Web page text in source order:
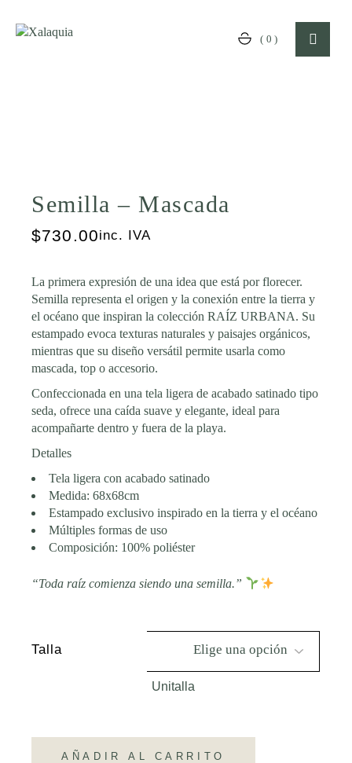
(0)
Semilla – Mascada
$730.00inc. IVA
La primera expresión de una idea que está por florecer.
Semilla representa el origen y la conexión entre la tierra y
el océano que inspiran la colecciónRAÍZ URBANA. Su
estampado evoca texturas naturales y paisajes orgánicos,
mientras que su diseño versátil permite usarla como
mascada, top o accesorio.
Confeccionada en una tela ligera de acabado satinado tipo
seda, ofrece una caída suave y elegante, ideal para
acompañarte dentro y fuera de la playa.
Detalles
Tela ligera con acabado satinado
Medida: 68x68cm
Estampado exclusivo inspirado en la tierra y el océano
Múltiples formas de uso
Composición: 100% poliéster
“Toda raíz comienza siendo una semilla.”
Talla
Unitalla
AÑADIR AL CARRITO